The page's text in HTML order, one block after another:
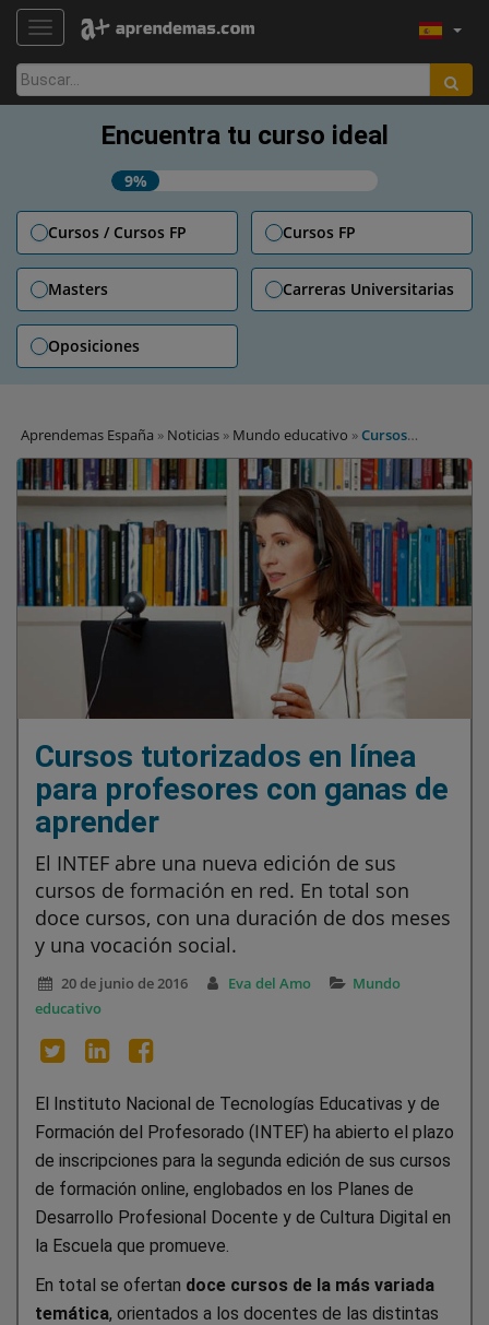
TOGGLE NAVIGATION
Buscar:
Encuentra tu curso ideal
9%
Cursos / Cursos FP Cursos FP
Masters Carreras Universitarias
Oposiciones
Aprendemas España » Noticias » Mundo educativo »Cursos
tutorizados en línea para profesores con ganas de aprender
Cursos tutorizados en línea
para profesores con ganas de
aprender
El INTEF abre una nueva edición de sus
cursos de formación en red. En total son
doce cursos, con una duración de dos meses
y una vocación social.
20 de junio de 2016 Eva del Amo
Mundo
educativo
El Instituto Nacional de Tecnologías Educativas y de
Formación del Profesorado (INTEF) ha abierto el plazo
de inscripciones para la segunda edición de sus cursos
de formación online, englobados en los Planes de
Desarrollo Profesional Docente y de Cultura Digital en
la Escuela que promueve.
En total se ofertan doce cursos de la más variada
temática, orientados a los docentes de las distintas